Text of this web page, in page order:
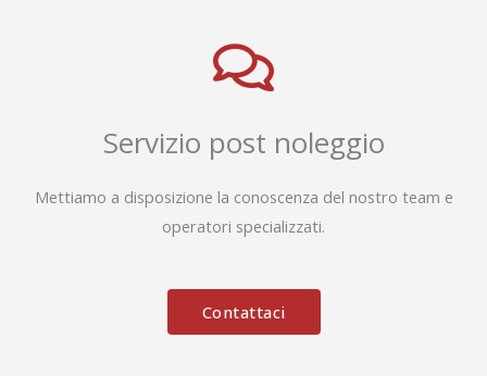
Servizio post noleggio
Mettiamo a disposizione la conoscenza del nostro team e
operatori specializzati.
Contattaci